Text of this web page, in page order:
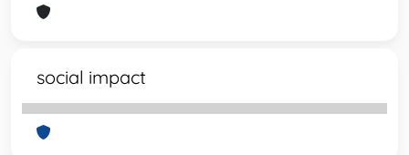
social impact